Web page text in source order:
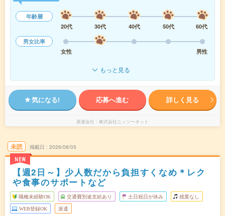
年齢層
20代
30代 40代 50代
60代
男女比率
女性
男性
もっと見る
気になる! 応募へ進む 詳しく見る
派遣会社 株式会社ニッソーネット
未読
NEW
掲載日 2026/08/05
【週2日～】少人数だから負担すくなめ＊レク
や食事のサポートなど
職種未経験OK 交通費別途支給あり 土日祝日が休み 残業なし
WEB登録OK 派遣